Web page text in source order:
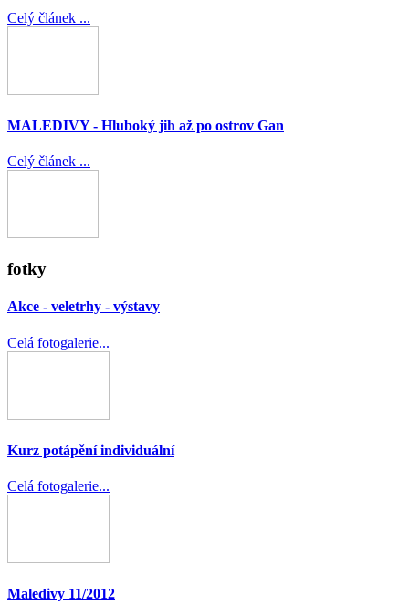
Celý článek ...
MALEDIVY - Hluboký jih až po ostrov Gan
Celý článek ...
fotky
Akce - veletrhy - výstavy
Celá fotogalerie...
Kurz potápění individuální
Celá fotogalerie...
Maledivy 11/2012